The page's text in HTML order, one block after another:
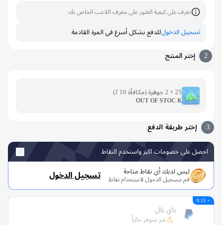
تعرف على كيفية العثور على معرف اللاعب الخاص بك
تسجيل الدخول للدفع بشكل أسرع في المرة القادمة
إختر المنتج
25 + 2 جوهرة (مكافأة 10 ٪)
OUT OF STOC K
إختر طريقة الدفع
على خصومات اكبر واستخدم النقاط
ليس لديك أي نقاط متاحة
قم بتسجيل الدخول لاستخدام نقاط تسجيل الدخول
باي بال
غير متوفر حالياً